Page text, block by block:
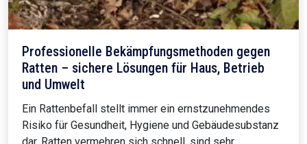
Professionelle Bekämpfungsmethoden gegen
Ratten – sichere Lösungen für Haus, Betrieb
und Umwelt
Ein Rattenbefall stellt immer ein ernstzunehmendes
Risiko für Gesundheit, Hygiene und Gebäudesubstanz